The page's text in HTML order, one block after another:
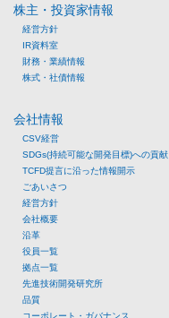
株主・投資家情報
経営方針
IR資料室
財務・業績情報
株式・社債情報
会社情報
CSV経営
SDGs(持続可能な開発目標)への貢献
TCFD提言に沿った情報開示
ごあいさつ
経営方針
会社概要
沿革
役員一覧
拠点一覧
先進技術開発研究所
品質
コーポレート・ガバナンス